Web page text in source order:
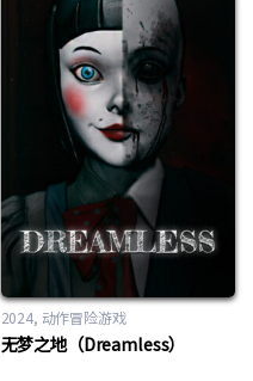
2024 动作冒险游戏
无梦之地（Dreamless）